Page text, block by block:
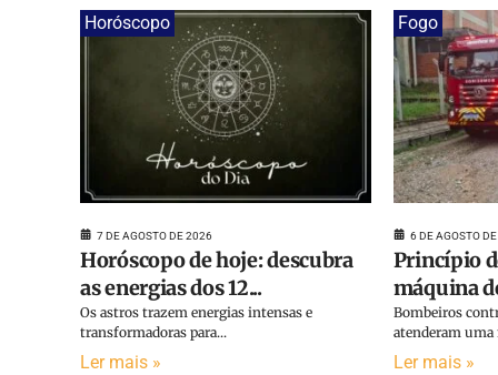
Horóscopo
7 DE AGOSTO DE 2026
Horóscopo de hoje: descubra
as energias dos 12...
Os astros trazem energias intensas e
transformadoras para...
Ler mais »
Fogo
6 DE AGOSTO
Princípio
máquina
Bombeiros
atenderam uma
Ler mais »